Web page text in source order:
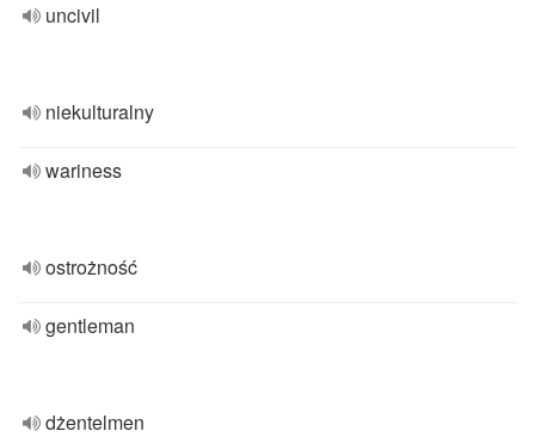
uncivil
niekulturalny
wariness
ostrożność
gentleman
dżentelmen